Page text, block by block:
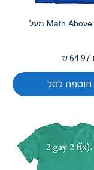
Math Above Average מעל
מחיר מבצע
הוספה לסל